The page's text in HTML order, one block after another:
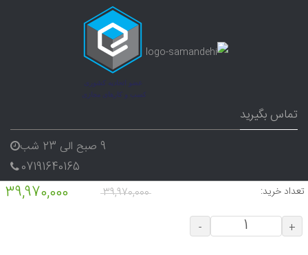
تعداد خرید:
+
-
39,970,000
39,970,000
تماس بگیرید
9 صبح الی 23 شب
07191640165
09338282656